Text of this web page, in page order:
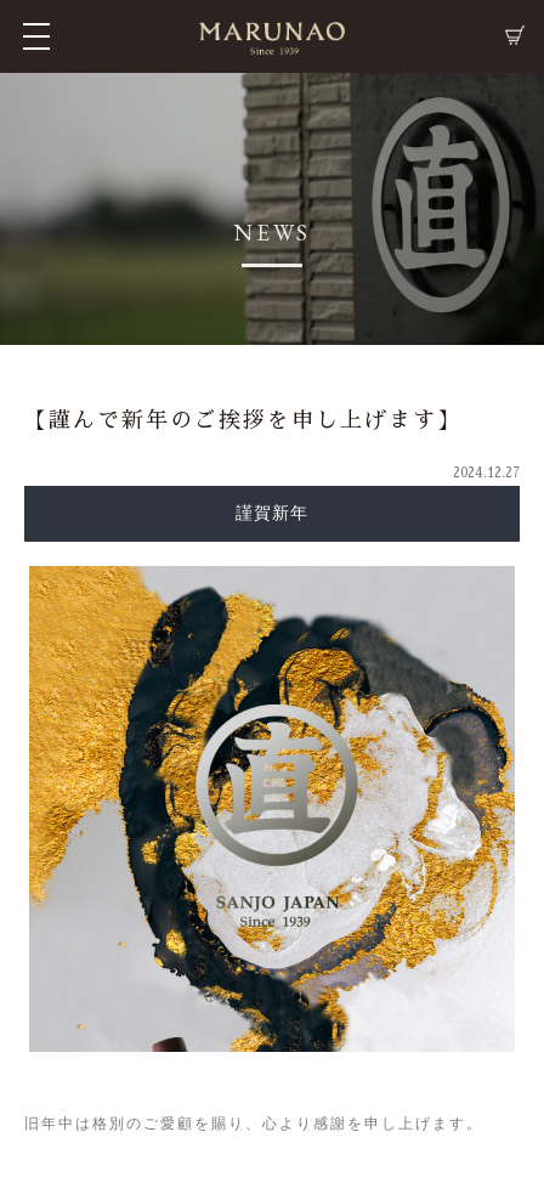
NEWS
【謹んで新年のご挨拶を申し上げます】
2024.12.27
謹賀新年
旧年中は格別のご愛顧を賜り、心より感謝を申し上げます。